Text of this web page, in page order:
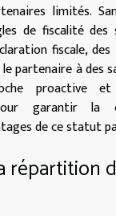
limités.
de fiscalité
fiscale,
partenaire à des
proactive
garantir la
de ce statut
répartition